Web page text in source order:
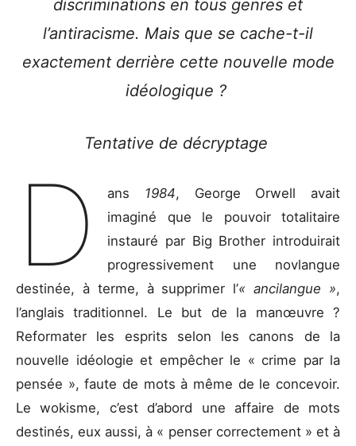
discriminations en tous genres et
l’antiracisme. Mais que se cache-t-il
exactement derrière cette nouvelle mode
idéologique ?
Tentative de décryptage
D ans 1984, George Orwell avait
imaginé que le pouvoir totalitaire
instauré par Big Brother introduirait
progressivement une novlangue
destinée, à terme, à supprimer l’« ancilangue »,
l’anglais traditionnel. Le but de la manœuvre ?
Reformater les esprits selon les canons de la
nouvelle idéologie et empêcher le « crime par la
pensée », faute de mots à même de le concevoir.
Le wokisme, c’est d’abord une affaire de mots
destinés, eux aussi, à « penser correctement » et à